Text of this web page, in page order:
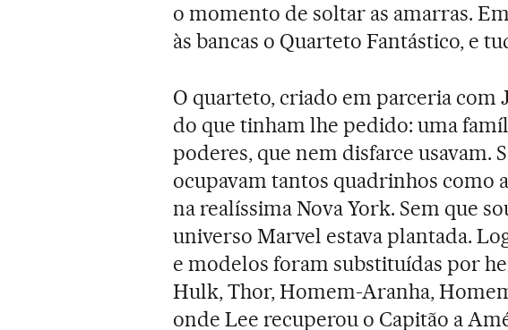
o momento de soltar as amarras.
às bancas o Quarteto Fantástico, e
O quarteto, criado em parceria com
do que tinham lhe pedido: uma
poderes, que nem disfarce usavam.
ocupavam tantos quadrinhos como
na realíssima Nova York. Sem que
universo Marvel estava plantada.
e modelos foram substituídas por
Hulk, Thor, Homem-Aranha,
onde Lee recuperou o Capitão a